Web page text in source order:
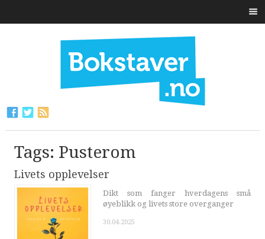
Tags: Pusterom
Livets opplevelser
Dikt som fanger hverdagens små
øyeblikk og livets store overganger
30.04.2025